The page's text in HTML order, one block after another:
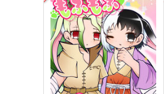
君を呼ぶ祈り
moto
787 （税込）
石神千空×あさぎりゲン